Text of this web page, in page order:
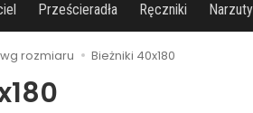
Prześcieradła Ręczniki Narzuty
rozmiaru Bieżniki 40x180